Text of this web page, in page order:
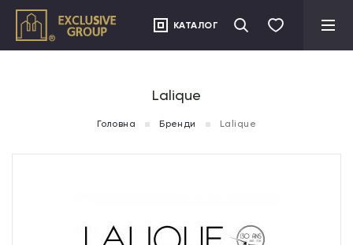
КАТАЛОГ
Lalique
Головна Бренди Lalique